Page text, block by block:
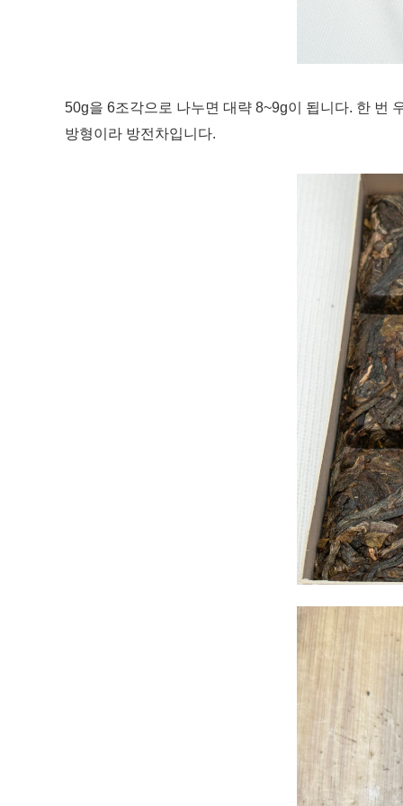
50g을 6조각으로 나누면 대략 8~9g이 됩니다. 한 번
방형이라 방전차입니다.